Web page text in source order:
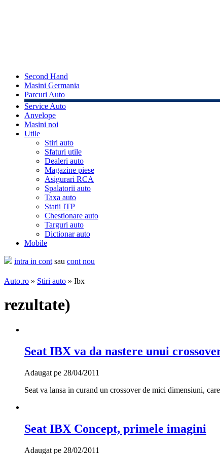
Second Hand
Masini Germania
Parcuri Auto
Service Auto
Anvelope
Masini noi
Utile
Stiri auto
Sfaturi utile
Dealeri auto
Magazine piese
Asigurari RCA
Spalatorii auto
Taxa auto
Statii ITP
Chestionare auto
Targuri auto
Dictionar auto
Mobile
intra in cont sau cont nou
Auto.ro » Stiri auto » Ibx
rezultate)
Seat IBX va da nastere unui
Adaugat pe 28/04/2011
Seat va lansa in curand un crossover de mici dimensiuni,
Seat IBX Concept, primele imagini
Adaugat pe 28/02/2011